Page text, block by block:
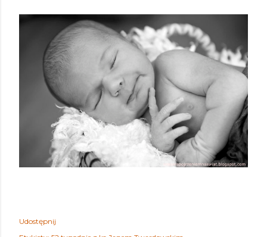
Udostępnij